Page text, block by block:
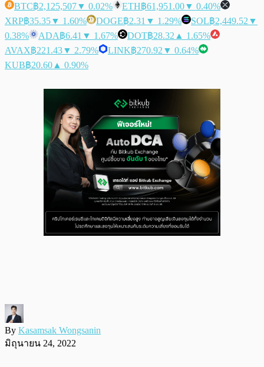
BTC฿2,125,507▼ 0.02% ETH฿61,951.00▼ 0.40%
XRP฿35.35▼ 1.60% DOGE฿2.31 ▼ 1.29% SOL฿2,449.52 ▼
0.38%
ADA฿6.41 ▼ 1.67% DOT฿28.32 ▲ 1.65%
AVAX฿221.43▼ 2.79% LINK฿270.92 ▼ 0.64%
KUB฿20.60 ▲ 0.90%
By Kasamsak Wongsanin
มิถุนายน 24, 2022